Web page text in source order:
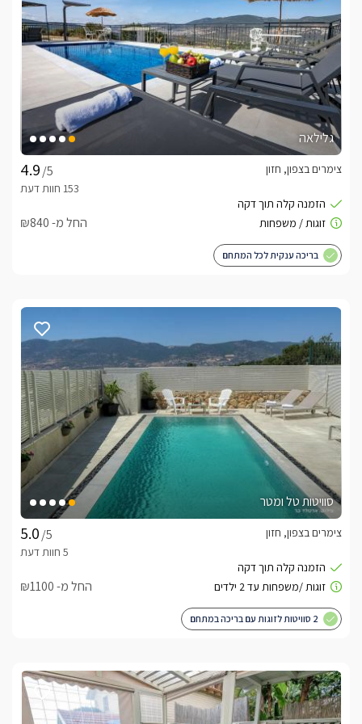
גלילאה
/5
צימרים בצפון, חזון
החל מ- ₪840
בריכה ענקית לכל המתחם
סוויטות טל ומטר
/5
צימרים בצפון, חזון
החל מ- ₪1100
2 סוויטות לזוגות עם בריכה במתחם